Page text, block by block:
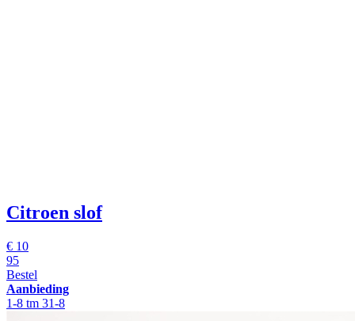
Citroen slof
€ 10
95
Bestel
Aanbieding
1-8 tm 31-8